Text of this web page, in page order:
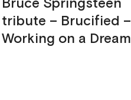
Bruce Springsteen
tribute – Brucified –
Working on a Dream